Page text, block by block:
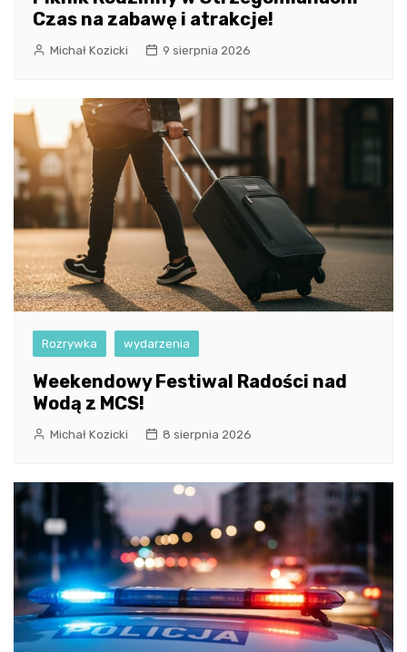
Czas na zabawę i atrakcje!
Michał Kozicki 9 sierpnia 2026
Rozrywka wydarzenia
Weekendowy Festiwal Radości nad
Wodą z MCS!
Michał Kozicki 8 sierpnia 2026